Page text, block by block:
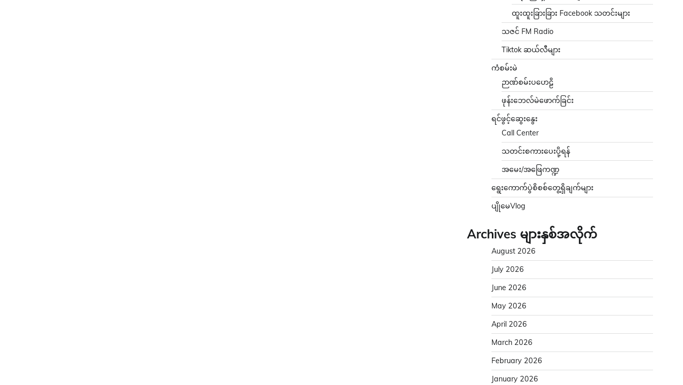
ထူးထူးခြားခြား Facebook သတင်းများ
သဇင် FM Radio
Tiktok ဆယ်လီများ
ကံစမ်းမဲ
ဉာဏ်စမ်းပဟေဠိ
ဖုန်းဘေလ်မဲဖောက်ခြင်း
ရင်ဖွင့်ဆွေးနွေး
Call Center
သတင်းစကားပေးပို့ရန်
အမေး/အဖြေကဏ္ဍ
ရွေးကောက်ပွဲစိစစ်တွေ့ရှိချက်များ
ပျိုမေVlog
Archives များနှစ်အလိုက်
August 2026
July 2026
June 2026
May 2026
April 2026
March 2026
February 2026
January 2026